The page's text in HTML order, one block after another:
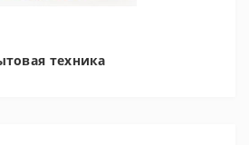
техника